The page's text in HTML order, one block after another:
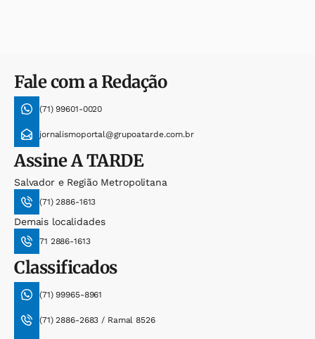
Fale com a Redação
(71) 99601-0020
jornalismoportal@grupoatarde.com.br
AssineA TARDE
Salvador e Região Metropolitana
(71) 2886-1613
Demais localidades
71 2886-1613
Classificados
(71) 99965-8961
(71) 2886-2683 / Ramal 8526